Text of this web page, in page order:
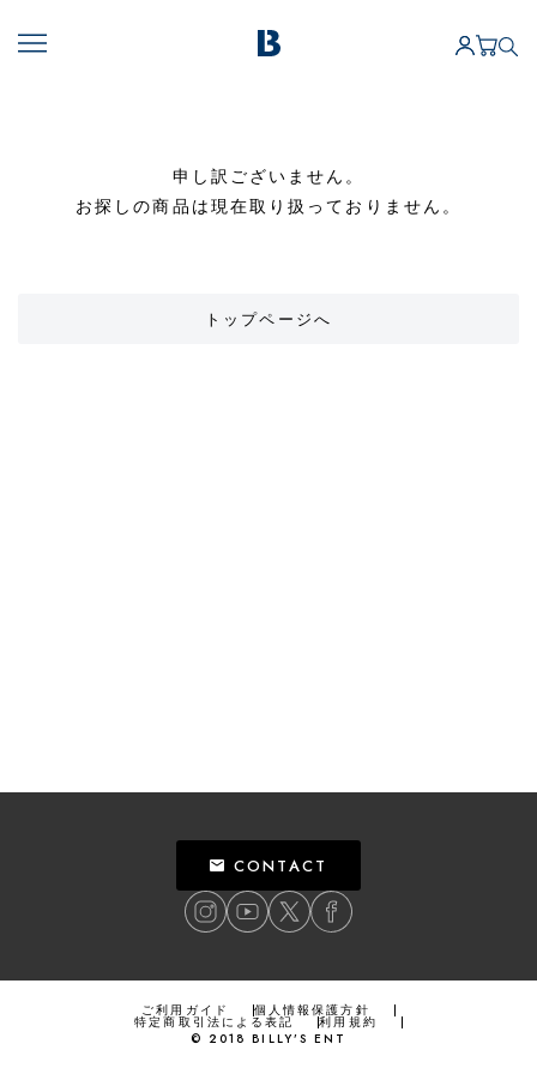
申し訳ございません。
お探しの商品は現在取り扱っておりません。
トップページへ
CONTACT
ご利用ガイド 個人情報保護方針
特定商取引法による表記
利用規約
© 2018 BILLY’S ENT